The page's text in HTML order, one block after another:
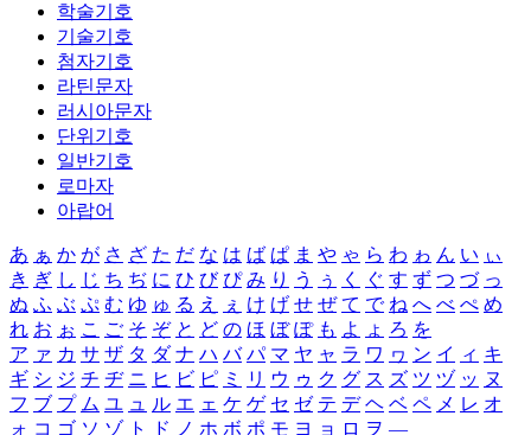
학술기호
기술기호
첨자기호
라틴문자
러시아문자
단위기호
일반기호
로마자
아랍어
あ ぁ か が さ ざ た だ な は ば ぱ ま や ゃ ら わ ゎ ん い ぃ
き ぎ し じ ち ぢ に ひ び ぴ み り う ぅ く ぐ す ず つ づ っ
ぬ ふ ぶ ぷ む ゆ ゅ る え ぇ け げ せ ぜ て で ね へ べ ぺ め
れ お ぉ こ ご そ ぞ と ど の ほ ぼ ぽ も よ ょ ろ を
ア ァ カ サ ザ タ ダ ナ ハ バ パ マ ヤ ャ ラ ワ ヮ ン イ ィ キ
ギ シ ジ チ ヂ ニ ヒ ビ ピ ミ リ ウ ゥ ク グ ス ズ ツ ヅ ッ ヌ
フ ブ プ ム ユ ュ ル エ ェ ケ ゲ セ ゼ テ デ ヘ ベ ペ メ レ オ
ォ コ ゴ ソ ゾ ト ド ノ ホ ボ ポ モ ヨ ョ ロ ヲ ―